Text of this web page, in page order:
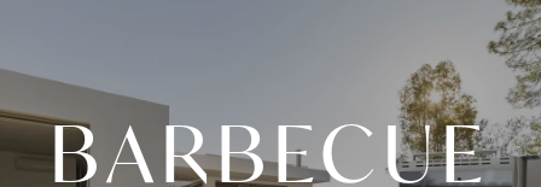
BARBECUE